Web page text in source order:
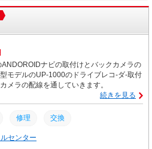
ANDOROIDナビの取付けとバックカメラの
モデルのUP-1000のドライブレコ-ダ-取付
メラの配線を通していきます。
続きを見る
修理 交換
センター